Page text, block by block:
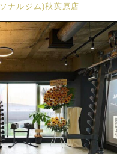
ナルジム)秋葉原店